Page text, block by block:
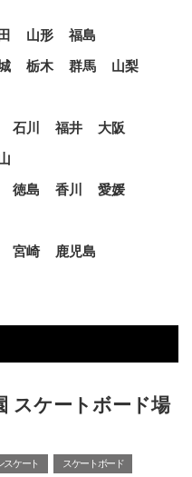
山形
福島
栃木 群馬
山梨
石川 福井
大阪
徳島 香川
愛媛
宮崎
鹿児島
スケートボード場
スケート スケートボード